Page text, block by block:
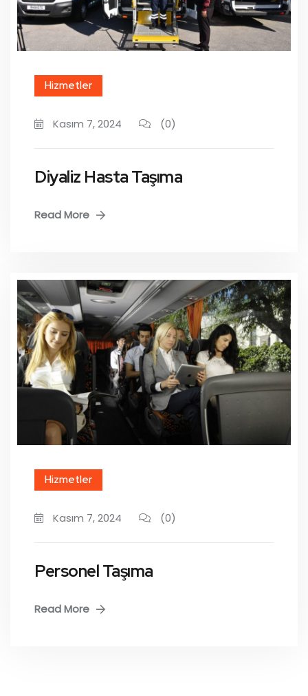
Hizmetler
Kasım 7, 2024 (0)
Diyaliz Hasta Taşıma
Read More
Hizmetler
Kasım 7, 2024 (0)
Personel Taşıma
Read More